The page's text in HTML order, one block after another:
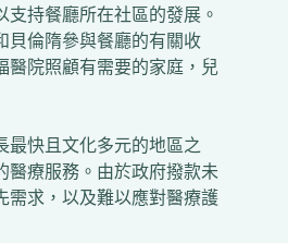
持餐廳所在社區的發展。
貝倫隋參與餐廳的有關收
醫院照顧有需要的家庭，兒
最快且文化多元的地區之
醫療服務。由於政府撥款未
需求，以及難以應對醫療護